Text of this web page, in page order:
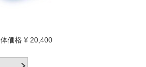
価格 ¥ 20,400